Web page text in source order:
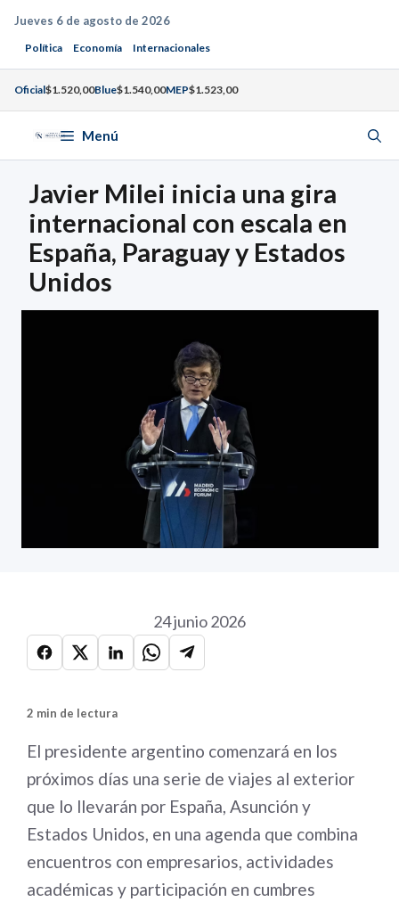
Saltar
contenido
Jueves 6 de agosto de 2026
Política Economía Internacionales
Oficial$1.520,00Blue$1.540,00MEP$1.523,00
Menú
Javier Milei inicia una gira
internacional con escala en
España, Paraguay y Estados
Unidos
24 junio 2026
2 min de lectura
El presidente argentino comenzará en los
próximos días una serie de viajes al exterior
que lo llevarán por España, Asunción y
Estados Unidos, en una agenda que combina
encuentros con empresarios, actividades
académicas y participación en cumbres